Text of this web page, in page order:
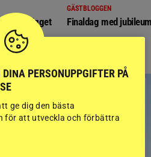
gnägget
GÄSTBLOGGEN
Finaldag med
PERSONUPPGIFTER PÅ
ge dig den bästa
för att utveckla och förbättra